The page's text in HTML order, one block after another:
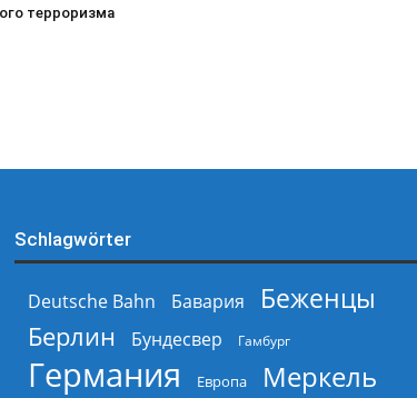
терроризма
Schlagwörter
Deutsche Bahn Бавария
Беженцы
Берлин
Бундесвер Гамбург
Германия Европа Меркель